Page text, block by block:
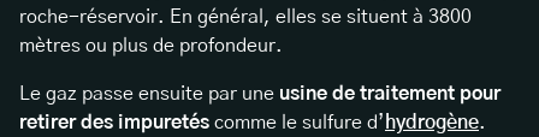
roche-réservoir. En général, elles se situent à 3800
mètres ou plus de profondeur.
Le gaz passe ensuite par une usine de traitement pour
retirer des impuretés comme le sulfure d’ hydrogène.